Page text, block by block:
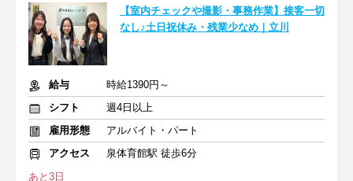
【室内チェックや撮影・事務作業】接客一切
なし♪土日祝休み・残業少なめ｜立川
給与
時給1390円～
シフト
週4日以上
雇用形態
アルバイト・パート
アクセス
泉体育館駅 徒歩6分
あと3日